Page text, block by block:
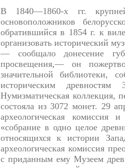
В 1840—1860-х гг.
основоположников
обратившийся в 1854 г. к
организовать исторический
— сообщало донесение
просвещения,— он
значительной библиотеки,
историческим
Нумизматическая коллекция,
состояла из 3072 монет. 29
археологическая
«собрание в одно целое
относящихся к истории
археологическая комиссия
с приданным ему Музеем